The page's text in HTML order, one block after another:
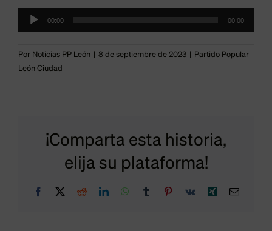
Reproductor
de
audio
00:00 00:00
Por Noticias PP León 8 de septiembre de 2023
Partido Popular
León Ciudad
¡Comparta esta historia,
elija su plataforma!
Facebook
X RedditLinkedInWhatsApp
Tumblr Pinterest
Vk Xing Correo
Fernández
denuncia